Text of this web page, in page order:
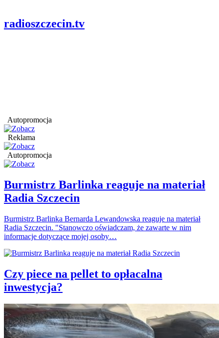
radioszczecin.tv
Autopromocja
Reklama
Autopromocja
Burmistrz Barlinka reaguje na materiał
Radia Szczecin
Burmistrz Barlinka Bernarda Lewandowska reaguje na materiał
Radia Szczecin. "Stanowczo oświadczam, że zawarte w nim
informacje dotyczące mojej osoby…
Czy piece na pellet to opłacalna
inwestycja?